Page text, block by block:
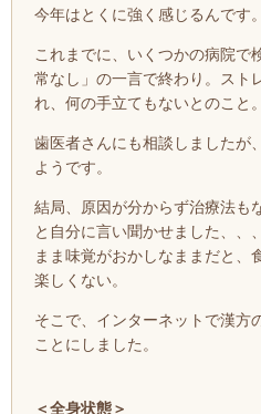
今年はとくに強く感じるんです。
これまでに、いくつかの病院で
常なし」の一言で終わり。スト
れ、何の手立てもないとのこと。
歯医者さんにも相談しましたが
ようです。
結局、原因が分からず治療法も
と自分に言い聞かせました、、
まま味覚がおかしなままだと、
楽しくない。
そこで、インターネットで漢方
ことにしました。
＜全身状態＞